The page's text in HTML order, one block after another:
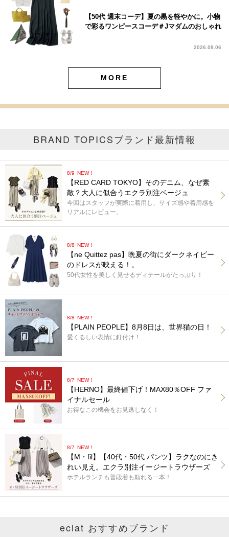
【50代 週末コーデ】夏の黒を軽やかに。小物
で彩るワンピースコーデ＃Jマダムのおしゃれ
2026.08.06
MORE
BRAND TOPICSブランド最新情報
8/9 NEW！
【RED CARD TOKYO】そのデニム、なぜ素
敵？大人に似合うエクラ別注ベージュ
今回はスタッフが実際に着用し、サイズ感や着用感を
リアルにレビュー。
8/8 NEW！
【ne Quittez pas】晩夏の街にダークネイビー
のドレスが映える！。
50代女性を美しく見せるディテールがたっぷり！
8/8 NEW！
【PLAIN PEOPLE】8月8日は、世界猫の日！
愛くるしい表情に釘付け！
8/7 NEW！
【HERNO】最終値下げ！MAX80％OFF ファ
イナルセール
お得なこの機会をお見逃しなく！
8/7 NEW！
【M・fil】【40代・50代 パンツ】ラクなのにき
れい見え。エクラ別注イージートラウザーズ
ホテルランチも普段着も頼れる一本！
eclat おすすめブランド